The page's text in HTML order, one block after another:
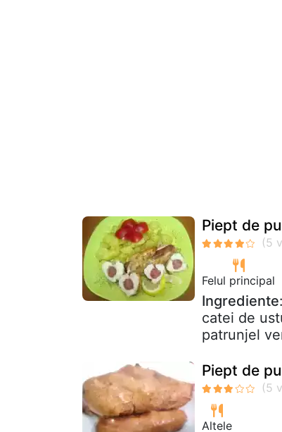
Piept de
Felul principal
Ingrediente
catei de
patrunjel
Piept de
Altele